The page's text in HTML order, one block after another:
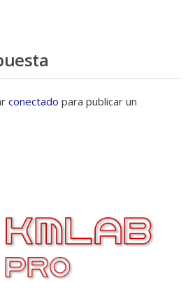
conectado para publicar un